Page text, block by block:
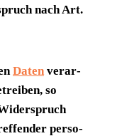
nach Art.
Daten ver­ar­
so
per­so­